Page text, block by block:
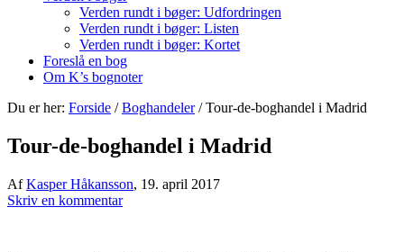
Verden rundt i bøger: Udfordringen
Verden rundt i bøger: Listen
Verden rundt i bøger: Kortet
Foreslå en bog
Om K’s bognoter
Du er her: Forside / Boghandeler /Tour-de-boghandel i Madrid
Tour-de-boghandel i Madrid
AfKasper Håkansson, 19. april 2017
Skriv en kommentar